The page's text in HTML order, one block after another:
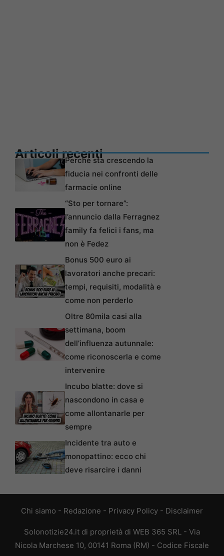
Articoli recentiPerché sta crescendo la
fiducia nei confronti delle
farmacie online
“Sto per tornare”:
l’annuncio dalla Ferragnez
family fa felici i fans, ma
non è Fedez
Bonus 500 euro ai
lavoratori anche precari:
tempi, requisiti, modalità e
come non perderlo
Oltre 80mila casi alla
settimana, boom
dell’influenza autunnale:
come riconoscerla e come
intervenire
Incubo blatte: dove si
nascondono in casa e
come allontanarle per
sempre
Incidente tra auto e
monopattino: ecco chi
deve risarcire i danni
Chi siamo - Redazione - Privacy Policy - Disclaimer
Solonotizie24.it di proprietà di WEB 365 SRL - Via
Nicola Marchese 10, 00141 Roma (RM) - Codice Fiscale